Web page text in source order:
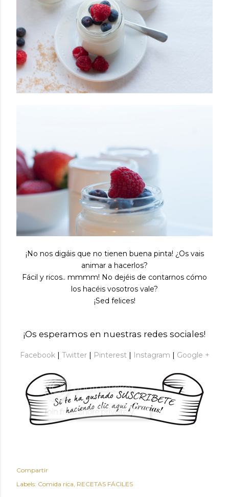
¡No nos digáis que no tienen buena pinta! ¿Os vais
animar a hacerlos?
Fácil y ricos.. mmmm! No dejéis de contarnos cómo
los hacéis vosotros vale?
¡Sed felices!
¡Os esperamos en nuestras redes sociales!
Facebook| Twitter| Pinterest| Instagram | Google +
Compartir
Labels: Comida rica RECETAS FÁCILES